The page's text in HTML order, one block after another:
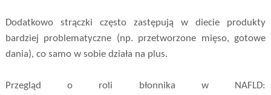
Dodatkowo strączki często zastępują w diecie produkty
bardziej problematyczne (np. przetworzone mięso, gotowe
dania), co samo w sobie działa na plus.
Przegląd o roli błonnika w NAFLD: